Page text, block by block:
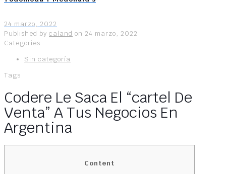
24 marzo, 2022
Published by caland on 24 marzo, 2022
Categories
Sin categoría
Tags
Codere Le Saca El “cartel De
Venta” A Tus Negocios En
Argentina
Content